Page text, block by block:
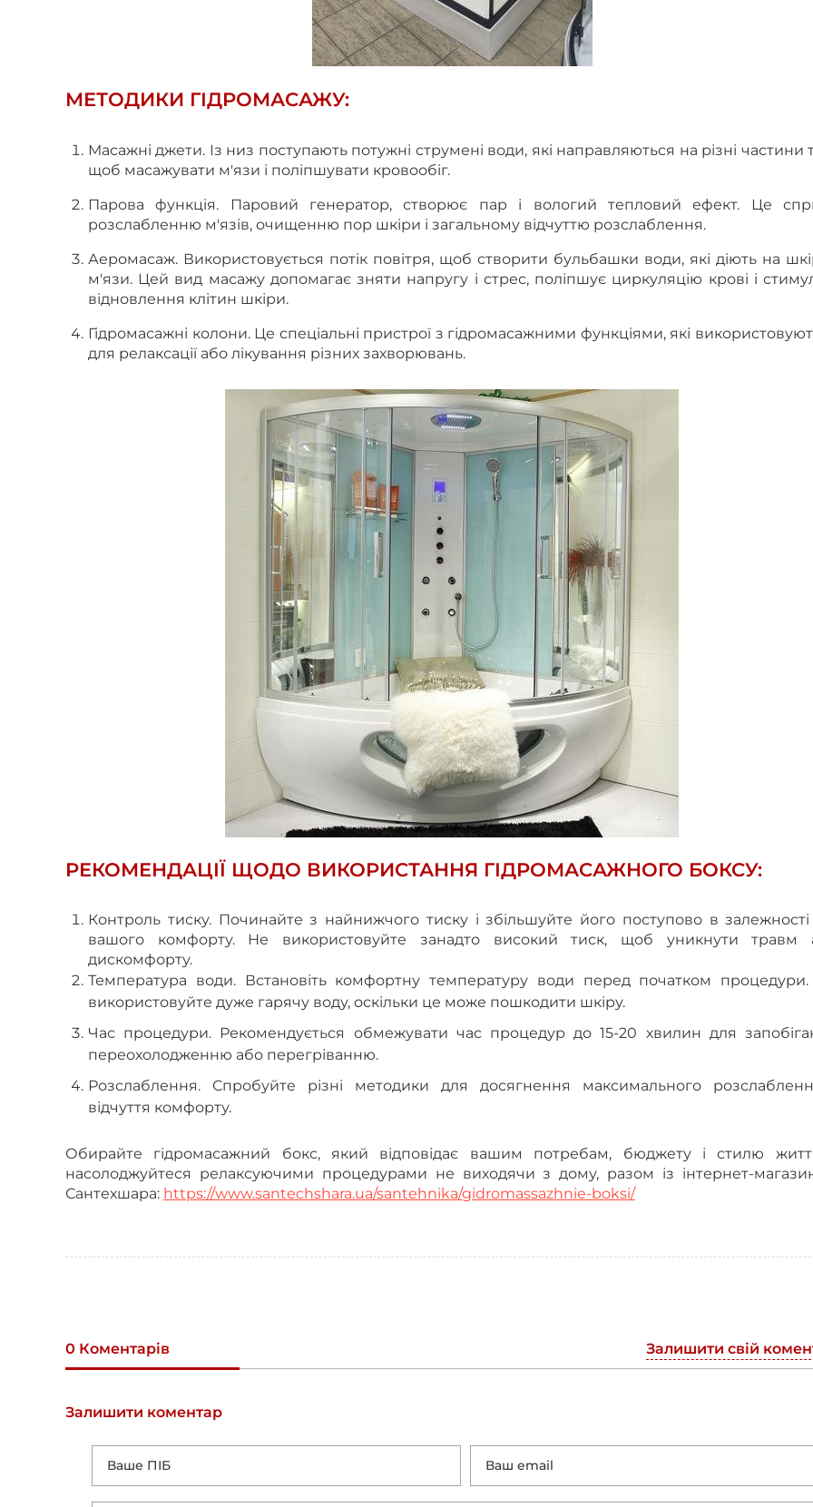
МЕТОДИКИ ГІДРОМАСАЖУ:
Масажні джети. Із низ поступають потужні струмені води, які направляються на різні частини
щоб масажувати м'язи і поліпшувати кровообіг.
Парова функція. Паровий генератор, створює пар і вологий тепловий ефект. Це
розслабленню м'язів, очищенню пор шкіри і загальному відчуттю розслаблення.
Аеромасаж. Використовується потік повітря, щоб створити бульбашки води, які діють на
м'язи. Цей вид масажу допомагає зняти напругу і стрес, поліпшує циркуляцію крові і
відновлення клітин шкіри.
Гідромасажні колони.Це спеціальні пристрої з гідромасажними функціями, які
для релаксації або лікування різних захворювань.
РЕКОМЕНДАЦІЇ ЩОДО ВИКОРИСТАННЯ ГІДРОМАСАЖНОГО БОКСУ:
Контроль тиску.Починайте з найнижчого тиску і збільшуйте його поступово в залежності
вашого комфорту. Не використовуйте занадто високий тиск, щоб уникнути травм
дискомфорту.
Температура води.Встановіть комфортну температуру води перед початком
використовуйте дуже гарячу воду, оскільки це може пошкодити шкіру.
Час процедури. Рекомендується обмежувати час процедур до 15-20 хвилин для
переохолодженню або перегріванню.
Розслаблення. Спробуйте різні методики для досягнення максимального
відчуття комфорту.
Обирайте гідромасажний бокс, який відповідає вашим потребам, бюджету і стилю
насолоджуйтеся релаксуючими процедурами не виходячи з дому, разом із інтернет-
Сантехшара: https://www.santechshara.ua/santehnika/gidromassazhnie-boksi/
0 Коментарів Залишити свій
Залишити коментар